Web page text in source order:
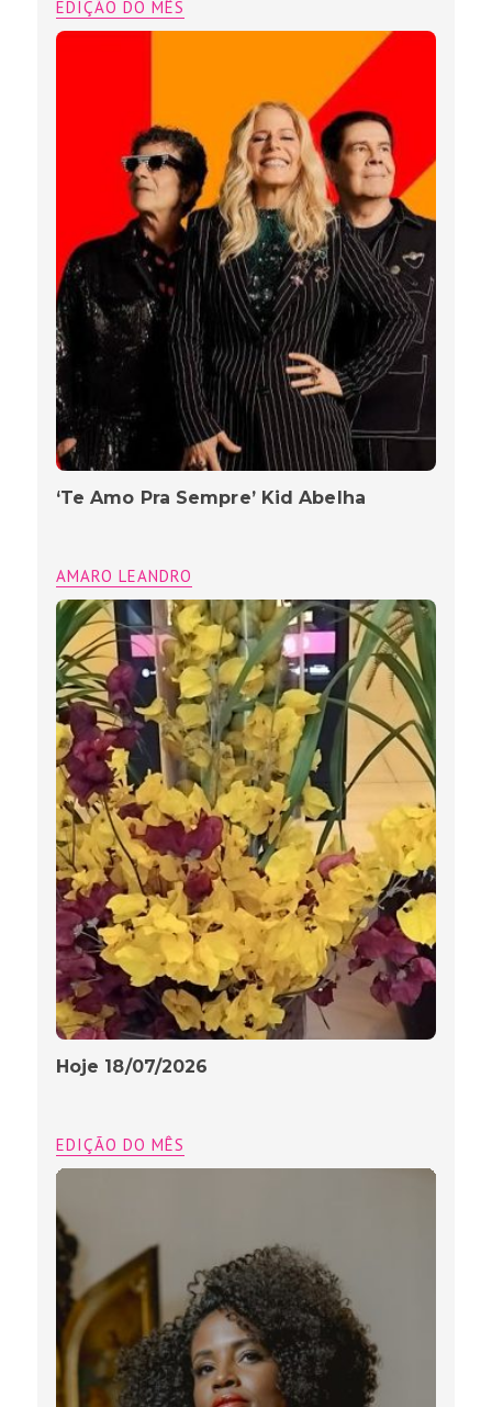
EDIÇÃO DO MÊS
‘Te Amo Pra Sempre’ Kid Abelha
AMARO LEANDRO
Hoje 18/07/2026
EDIÇÃO DO MÊS